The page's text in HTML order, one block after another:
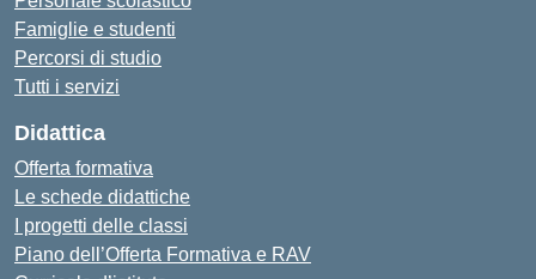
Famiglie e studenti
Percorsi di studio
Tutti i servizi
Didattica
Offerta formativa
Le schede didattiche
I progetti delle classi
Piano dell’Offerta Formativa e RAV